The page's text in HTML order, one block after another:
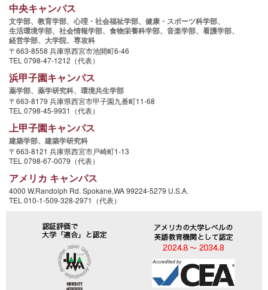
中央キャンパス
文学部、 教育学部、 心理・社会福祉学部、 健康・スポーツ科学部、
生活環境学部、 社会情報学部、 食物栄養科学部、 音楽学部、 看護学部、
経営学部、 大学院、 専攻科
〒663-8558 兵庫県西宮市池開町6-46
TEL 0798-47-1212（代表）
浜甲子園キャンパス
薬学部、 薬学研究科、 環境共生学部
〒663-8179 兵庫県西宮市甲子園九番町11-68
TEL 0798-45-9931（代表）
上甲子園キャンパス
建築学部、 建築学研究科
〒663-8121 兵庫県西宮市戸崎町1-13
TEL 0798-67-0079（代表）
アメリカ キャンパス
4000 W.Randolph Rd. Spokane,WA 99224-5279 U.S.A.
TEL 010-1-509-328-2971（代表）